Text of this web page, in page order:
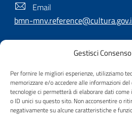
Gestisci
Per fornire le migliori esperienze, utilizziamo
memorizzare e/o accedere alle informazioni
tecnologie ci permetterà di elaborare dati
o ID unici su questo sito. Non acconsentire o
negativamente su alcune caratteristiche e
Email
bmn-
Useful Links
Privacy | Cookie policy | Contatti